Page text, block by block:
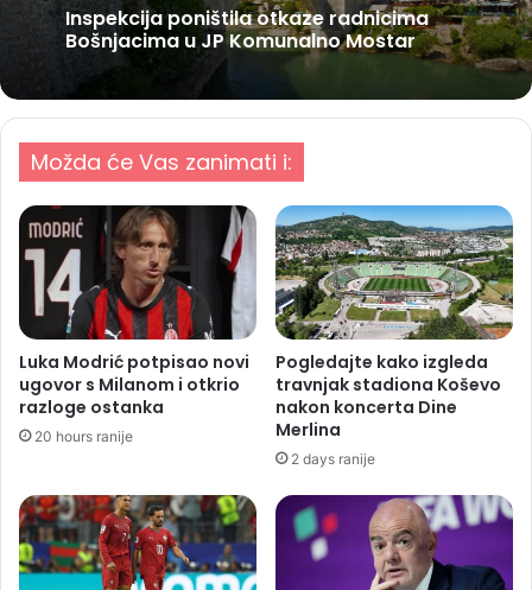
Inspekcija poništila otkaze radnicima
Bošnjacima u JP Komunalno Mostar
Možda će Vas zanimati i:
Luka Modrić potpisao novi
ugovor s Milanom i otkrio
razloge ostanka
20 hours ranije
Pogledajte kako izgleda
travnjak stadiona Koševo
nakon koncerta Dine
Merlina
2 days ranije